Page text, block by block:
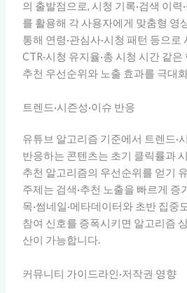
의 출발점으로, 시청 기록·검색 이력
를 활용해 각 사용자에게 맞춤형 영
통해 연령·관심사·시청 패턴 등으
CTR·시청 유지율·총 시청 시간 같
추천 우선순위와 노출 효과를 극대
트렌드·시즌성·이슈 반응
유튜브 알고리즘 기준에서 트렌드·
반응하는 콘텐츠는 초기 클릭률과
추천 알고리즘의 우선순위를 얻기
주제는 검색·추천 노출을 빠르게 증
목·썸네일·메타데이터와 초반 집중
참여 신호를 증폭시키면 알고리즘
산이 가능합니다.
커뮤니티 가이드라인·저작권 영향